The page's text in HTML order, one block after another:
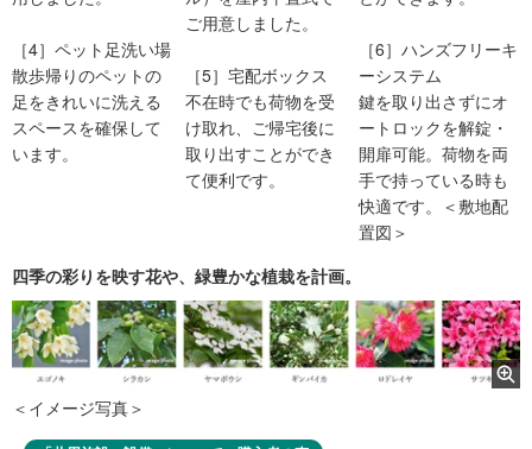
［4］ペット足洗い場
散歩帰りのペットの
足をきれいに洗える
スペースを確保して
います。
ご用意しました。
［5］宅配ボックス
不在時でも荷物を受
け取れ、ご帰宅後に
取り出すことができ
て便利です。
［6］ハンズフリーキ
ーシステム
鍵を取り出さずにオ
ートロックを解錠・
開扉可能。荷物を両
手で持っている時も
快適です。＜敷地配
置図＞
四季の彩りを映す花や、緑豊かな植栽を計画。
＜イメージ写真＞